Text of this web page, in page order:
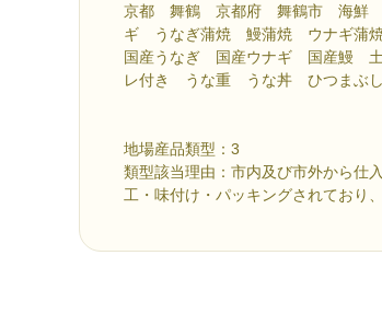
京都 舞鶴 京都府 舞鶴市 海鮮
ギ うなぎ蒲焼 鰻蒲焼 ウナギ
国産うなぎ 国産ウナギ 国産鰻
レ付き うな重 うな丼 ひつまぶ
地場産品類型：3
類型該当理由：市内及び市外から仕
工・味付け・パッキングされており